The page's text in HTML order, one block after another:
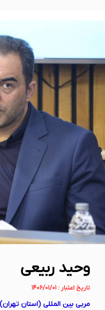
وحید ربیعی
تاریخ اعتبار : ۱۴۰۶/۰۱/۰۱
مربی بین المللی (استان تهران)